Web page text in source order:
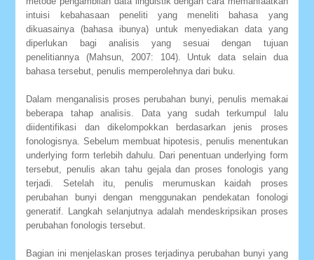
intuisi kebahasaan peneliti yang meneliti bahasa yang
dikuasainya (bahasa ibunya) untuk menyediakan data yang
diperlukan bagi analisis yang sesuai dengan tujuan
penelitiannya (Mahsun, 2007: 104). Untuk data selain dua
bahasa tersebut, penulis memperolehnya dari buku.
Dalam menganalisis proses perubahan bunyi, penulis memakai
beberapa tahap analisis. Data yang sudah terkumpul lalu
diidentifikasi dan dikelompokkan berdasarkan jenis proses
fonologisnya. Sebelum membuat hipotesis, penulis menentukan
underlying form terlebih dahulu. Dari penentuan underlying form
tersebut, penulis akan tahu gejala dan proses fonologis yang
terjadi. Setelah itu, penulis merumuskan kaidah proses
perubahan bunyi dengan menggunakan pendekatan fonologi
generatif. Langkah selanjutnya adalah mendeskripsikan proses
perubahan fonologis tersebut.
Bagian ini menjelaskan proses terjadinya perubahan bunyi yang